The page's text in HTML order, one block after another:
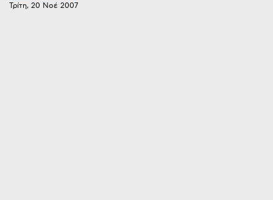
Τρίτη, 20 Νοέ 2007